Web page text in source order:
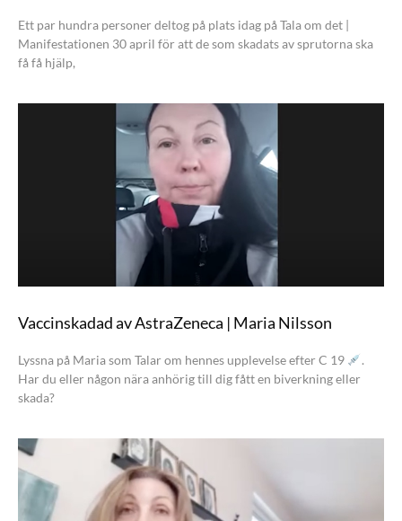
Ett par hundra personer deltog på plats idag på Tala om det |
Manifestationen 30 april för att de som skadats av sprutorna ska
få få hjälp,
Vaccinskadad av AstraZeneca | Maria Nilsson
Lyssna på Maria som Talar om hennes upplevelse efter C 19
.
Har du eller någon nära anhörig till dig fått en biverkning eller
skada?